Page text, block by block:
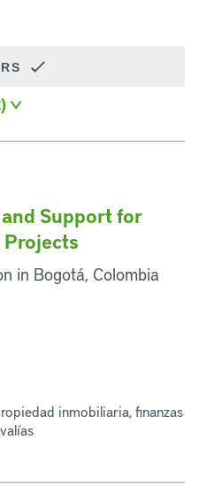
Support for
in Bogotá, Colombia
inmobiliaria, finanzas